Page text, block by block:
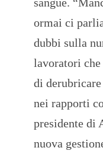
ormai ci
dubbi sulla
lavoratori
di
nei rapporti
presidente di
nuova